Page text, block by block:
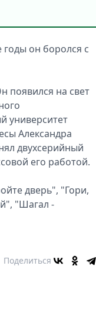
он боролся с
появился на свет
университет
Александра
двухсерийный
его работой.
дверь", "Гори,
"Шагал -
Поделиться